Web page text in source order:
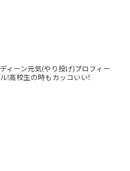
ディーン元気(やり投げ)プロフィー
ル!高校生の時もカッコいい!